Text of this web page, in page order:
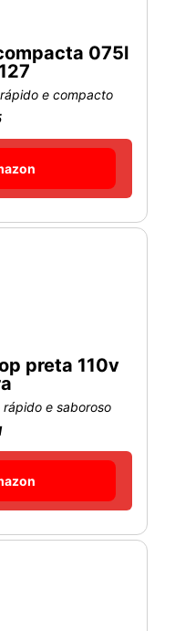
075l
e compacto
preta 110v
e saboroso